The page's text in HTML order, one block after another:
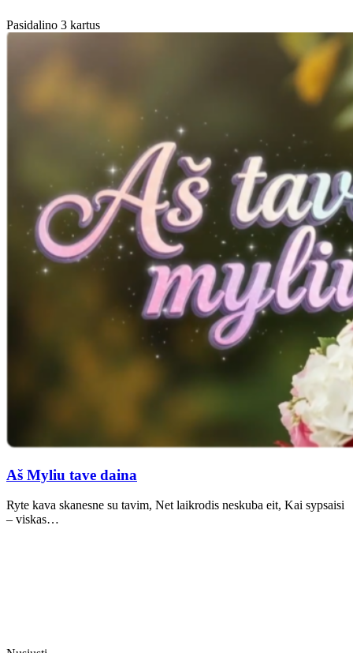
Pasidalino 3 kartus
Aš Myliu tave daina
Ryte kava skanesne su tavim, Net laikrodis neskuba eit, Kai sypsaisi
– viskas…